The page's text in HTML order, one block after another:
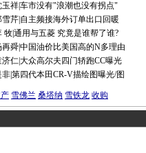
玉祥|车市没有"浪潮也没有拐点"
雪芹| 自主频接海外订单出口回暖
牧|通用与五菱 究竟是谁帮了谁?
再舜|中国油价比美国高的N多理由
济仁|大众高尔夫四门轿跑CC曝光
非|第四代本田CR-V描绘图曝光/图
雪佛兰 桑塔纳 雪铁龙 收购